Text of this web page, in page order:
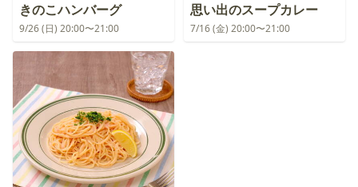
きのこハンバーグ
9/26 (日) 20:00〜21:00
思い出のスープカレー
7/16 (金) 20:00〜21:00